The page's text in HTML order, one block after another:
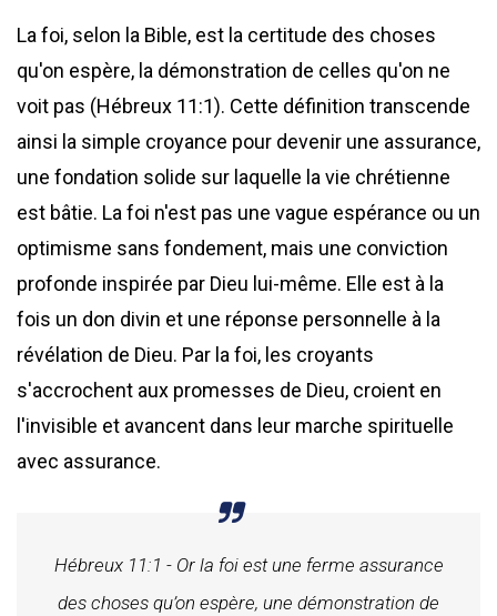
La foi, selon la Bible, est la certitude des choses
qu'on espère, la démonstration de celles qu'on ne
voit pas (Hébreux 11:1). Cette définition transcende
ainsi la simple croyance pour devenir une assurance,
une fondation solide sur laquelle la vie chrétienne
est bâtie. La foi n'est pas une vague espérance ou un
optimisme sans fondement, mais une conviction
profonde inspirée par Dieu lui-même. Elle est à la
fois un don divin et une réponse personnelle à la
révélation de Dieu. Par la foi, les croyants
s'accrochent aux promesses de Dieu, croient en
l'invisible et avancent dans leur marche spirituelle
avec assurance.
Hébreux 11:1 - Or la foi est une ferme assurance
des choses qu’on espère, une démonstration de